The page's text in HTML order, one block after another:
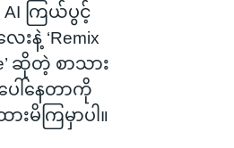
AI ကြယ်ပွင့်
ေးနဲ့ ‘Remix
ဆိုတဲ့ စာသား
ေါ်နေတာကို
မိကြမှာပါ။